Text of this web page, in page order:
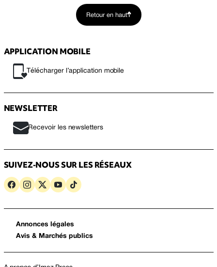
Retour en haut
APPLICATION MOBILE
Télécharger l’application mobile
NEWSLETTER
Recevoir les newsletters
SUIVEZ-NOUS SUR LES RÉSEAUX
Annonces légales
Avis & Marchés publics